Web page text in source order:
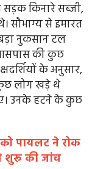
सड़क किनारे सब्जी,
से इमारत
नुकसान टल
की कुछ
के अनुसार,
लोग खड़े थे
उनके हटने के कुछ
पायलट ने रोक
शुरू की जांच